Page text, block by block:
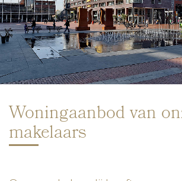
Woningaanbod van
makelaars